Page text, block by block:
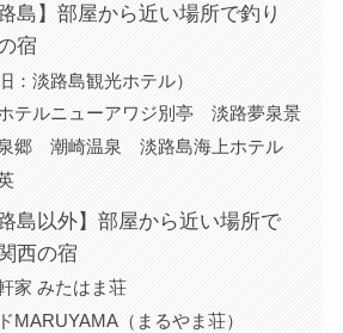
島】部屋から近い場所で釣り
宿
：淡路島観光ホテル）
テルニューアワジ別亭 淡路夢泉景
郷 潮崎温泉 淡路島海上ホテル
島以外】部屋から近い場所で
西の宿
家 みたはま荘
MARUYAMA（まるやま荘）